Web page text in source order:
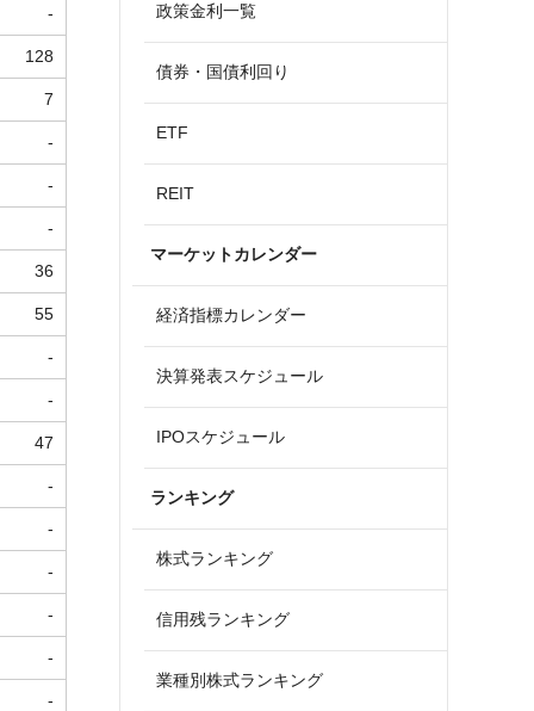
-
128
7
-
-
-
36
55
-
-
47
-
-
-
-
-
-
政策金利一覧
債券・国債利回り
ETF
REIT
マーケットカレンダー
経済指標カレンダー
決算発表スケジュール
IPOスケジュール
ランキング
株式ランキング
信用残ランキング
業種別株式ランキング